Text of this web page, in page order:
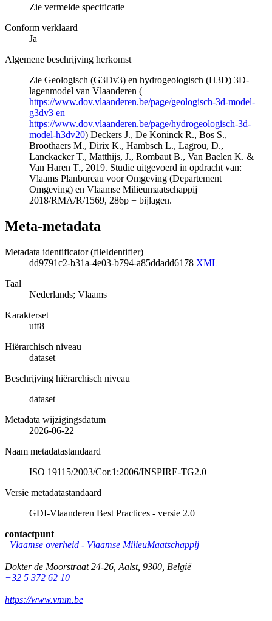
Zie vermelde specificatie
Conform verklaard
Ja
Algemene beschrijving herkomst
Zie Geologisch (G3Dv3) en hydrogeologisch (H3D) 3D-
lagenmodel van Vlaanderen (
https://www.dov.vlaanderen.be/page/geologisch-3d-model-
g3dv3 en
https://www.dov.vlaanderen.be/page/hydrogeologisch-3d-
model-h3dv20) Deckers J., De Koninck R., Bos S.,
Broothaers M., Dirix K., Hambsch L., Lagrou, D.,
Lanckacker T., Matthijs, J., Rombaut B., Van Baelen K. &
Van Haren T., 2019. Studie uitgevoerd in opdracht van:
Vlaams Planbureau voor Omgeving (Departement
Omgeving) en Vlaamse Milieumaatschappij
2018/RMA/R/1569, 286p + bijlagen.
Meta-metadata
Metadata identificator (fileIdentifier)
dd9791c2-b31a-4e03-b794-a85ddadd6178 XML
Taal
Nederlands; Vlaams
Karakterset
utf8
Hiërarchisch niveau
dataset
Beschrijving hiërarchisch niveau
dataset
Metadata wijzigingsdatum
2026-06-22
Naam metadatastandaard
ISO 19115/2003/Cor.1:2006/INSPIRE-TG2.0
Versie metadatastandaard
GDI-Vlaanderen Best Practices - versie 2.0
contactpunt
Vlaamse overheid - Vlaamse MilieuMaatschappij
Dokter de Moorstraat 24-26 Aalst, 9300 België
+32 5 372 62 10
https://www.vmm.be